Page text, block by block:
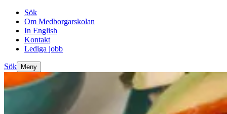
Sök
Om Medborgarskolan
In English
Kontakt
Lediga jobb
Sök Meny